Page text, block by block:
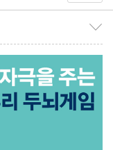
추리를 잘하고 싶어 하
는 사람이라면 기본을
, 그 매력에 흠뻑 빠질
, 무엇을 알아채야 하